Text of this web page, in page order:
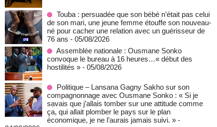
Touba : persuadée que son bébé n’était pas celui
de son mari, une jeune femme étouffe son nouveau-
né pour cacher une relation avec un guérisseur de
76 ans - 05/08/2026
Assemblée nationale : Ousmane Sonko
convoque le bureau à 16 heures…« début des
hostilités » - 05/08/2026
Politique – Lansana Gagny Sakho sur son
compagnonnage avec Ousmane Sonko : « Si je
savais que j’allais tomber sur une attitude comme
ça, qui allait plomber le pays sur le plan
économique, je ne l’aurais jamais suivi. » -